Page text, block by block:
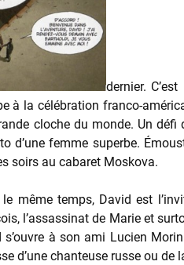
dernier.
à la célébration franco-
cloche du monde. Un
d’une femme superbe.
soirs au cabaret Moskova.
le même temps, David est
l’assassinat de Marie et
s’ouvre à son ami Lucien
d’une chanteuse russe ou